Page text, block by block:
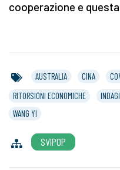
cooperazione e
AUSTRALIA CINA
RITORSIONI ECONOMICHE
WANG YI
SVIPOP